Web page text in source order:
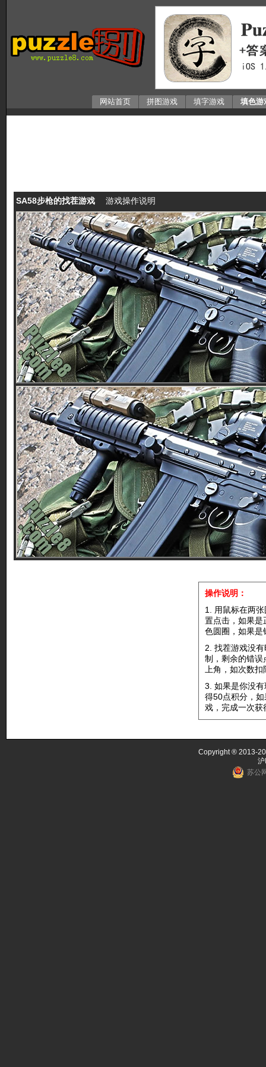
网站首页 拼图游戏 填字游戏 填色游
SA58步枪的找茬游戏 游戏操作说明
操作说明：
1. 用鼠标在两
置点击，如果是
色圆圈，如果是
2. 找茬游戏没
制，剩余的错误
上角，如次数
3. 如果是你没
得50点积分，
戏，完成一次获
Copyright ® 2013-
苏公